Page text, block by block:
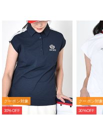
クーポン対象
30%OFF
クーポン対象
30%OFF